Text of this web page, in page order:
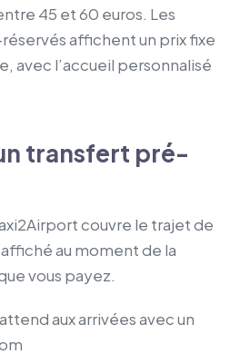
45 et 60 euros. Les
affichent un prix fixe
avec l’accueil personnalisé
transfert pré-
couvre le trajet de
au moment de la
vous payez.
aux arrivées avec un